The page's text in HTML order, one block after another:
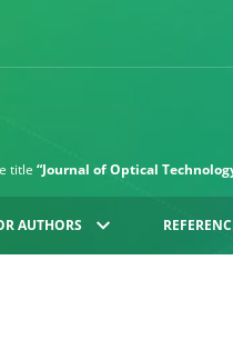
title “Journal of Optical
AUTHORS